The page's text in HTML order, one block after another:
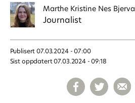
Marthe Kristine Nes Bjerva
Journalist
Publisert
07.03.2024 - 07:00
Sist oppdatert
07.03.2024 - 09:18